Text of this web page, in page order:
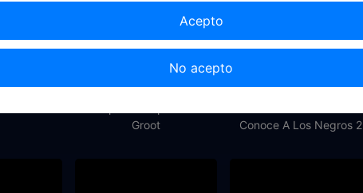
Groot
Conoce A Los Negros 2
Acepto
No acepto